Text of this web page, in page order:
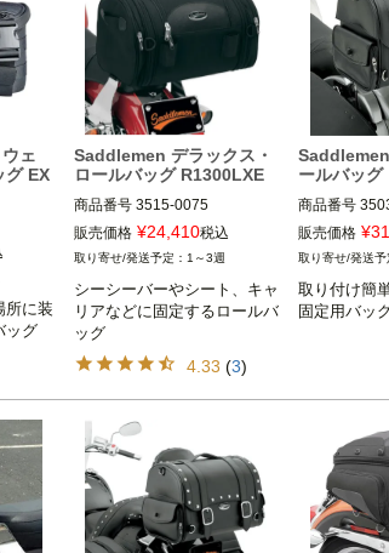
ェ
グ EX
ル）
所に装
Saddlemen デラックス・
ロールバッグ R1300LXE
商品番号 3515-0075
SaddleMen（サドルマン）
販売価格 ¥24,410税込
1～3週
シーシーバーやシート、キャ
リアなどに固定するロールバ
ッグ
4.33 (3)
ールバッグ
商品番号
SaddleMen（
販売価格 ¥
取り付け簡
固定用バッ